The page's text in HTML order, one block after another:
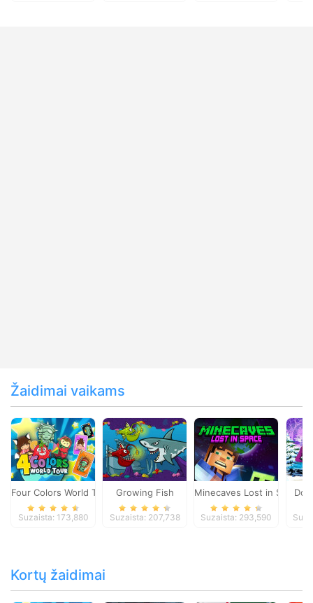
Žaidimai vaikams
Four Colors World Tour
Suzaista: 173,880
Growing Fish
Suzaista: 207,738
Minecaves Lost in Space
Suzaista: 293,590
Kortų žaidimai